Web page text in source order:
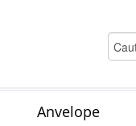
Anvelope